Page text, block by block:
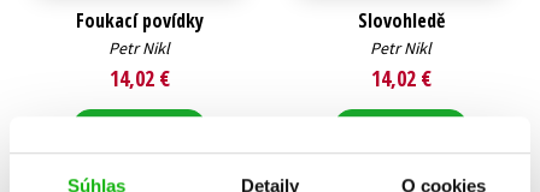
Súhlas Detaily O cookies
Foukací povídky
Petr Nikl
14,02 €
Slovohledě
Petr Nikl
14,02 €